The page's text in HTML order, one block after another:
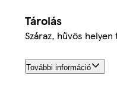
Tárolás
Száraz, hűvös
További információ